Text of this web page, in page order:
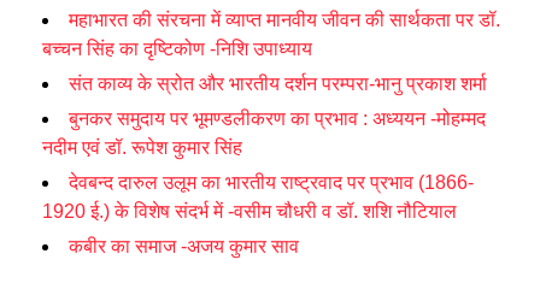
महाभारत की संरचना में व्याप्त मानवीय जीवन की सार्थकता पर डॉ.
बच्चन सिंह का दृष्टिकोण -निशि उपाध्याय
संत काव्‍य के स्रोत और भारतीय दर्शन परम्‍परा-भानु प्रकाश शर्मा
बुनकर समुदाय पर भूमण्डलीकरण का प्रभाव : अध्ययन -मोहम्मद
नदीम एवं डॉ. रूपेश कुमार सिंह
देवबन्द दारुल उलूम का भारतीय राष्‍ट्रवाद पर प्रभाव (1866-
1920ई.) के विशेष संदर्भ में -वसीम चौधरी व डॉ. शशि नौटियाल
कबीर का समाज -अजय कुमार साव